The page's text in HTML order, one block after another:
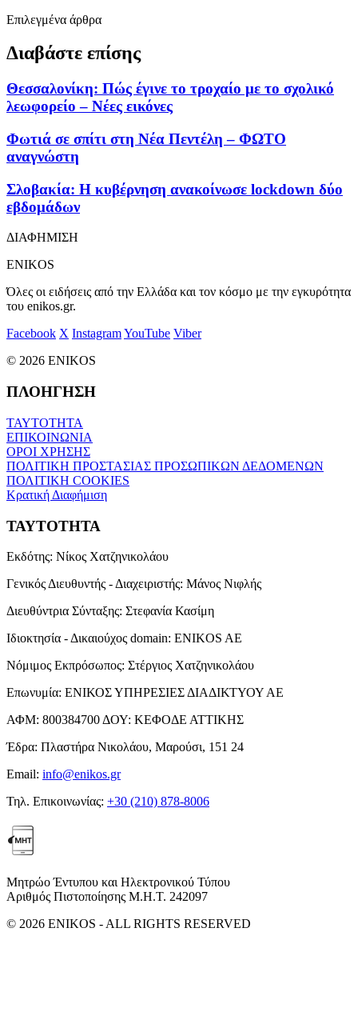
Επιλεγμένα άρθρα
Διαβάστε επίσης
Θεσσαλονίκη: Πώς έγινε το τροχαίο με το σχολικό
λεωφορείο – Νέες εικόνες
Φωτιά σε σπίτι στη Νέα Πεντέλη – ΦΩΤΟ
αναγνώστη
Σλοβακία: Η κυβέρνηση ανακοίνωσε lockdown δύο
εβδομάδων
ΔΙΑΦΗΜΙΣΗ
ENIKOS
Όλες οι ειδήσεις από την Ελλάδα και τον κόσμο με την εγκυρότητα
του enikos.gr.
Facebook X InstagramYouTube Viber
© 2026 ENIKOS
ΠΛΟΗΓΗΣΗ
ΤΑΥΤΟΤΗΤΑ
ΕΠΙΚΟΙΝΩΝΙΑ
ΟΡΟΙ ΧΡΗΣΗΣ
ΠΟΛΙΤΙΚΗ ΠΡΟΣΤΑΣΙΑΣ ΠΡΟΣΩΠΙΚΩΝ ΔΕΔΟΜΕΝΩΝ
ΠΟΛΙΤΙΚΗ COOKIES
Κρατική Διαφήμιση
ΤΑΥΤΟΤΗΤΑ
Εκδότης: Νίκος Χατζηνικολάου
Γενικός Διευθυντής - Διαχειριστής: Μάνος Νιφλής
Διευθύντρια Σύνταξης: Στεφανία Κασίμη
Ιδιοκτησία - Δικαιούχος domain: ENIKOS AE
Νόμιμος Εκπρόσωπος: Στέργιος Χατζηνικολάου
Επωνυμία: ΕΝΙΚΟΣ ΥΠΗΡΕΣΙΕΣ ΔΙΑΔΙΚΤΥΟΥ ΑΕ
ΑΦΜ: 800384700 ΔΟΥ: ΚΕΦΟΔΕ ΑΤΤΙΚΗΣ
Έδρα: Πλαστήρα Νικολάου, Μαρούσι, 151 24
Email: info@enikos.gr
Τηλ. Επικοινωνίας: +30 (210) 878-8006
Μητρώο Έντυπου και Ηλεκτρονικού Τύπου
Αριθμός Πιστοποίησης Μ.Η.Τ. 242097
© 2026 ENIKOS - ALL RIGHTS RESERVED